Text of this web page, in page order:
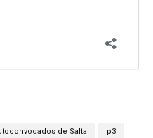
de Salta p3